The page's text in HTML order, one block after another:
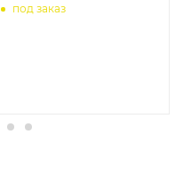
Windows 10 IoT)
под заказ